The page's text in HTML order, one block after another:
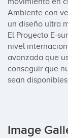
Ambiente con
un diseño ultra
El Proyecto E-
nivel
avanzada que
conseguir que
sean
Image